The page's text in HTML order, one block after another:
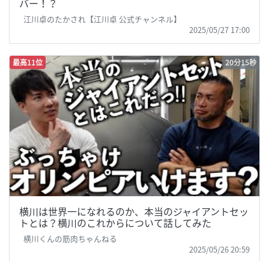
バー！？
江川卓のたかされ【江川卓 公式チャンネル】
2025/05/27 17:00
最高11位 20分15秒
横川は世界一になれるのか、本当のジャイアントセッ
トとは？横川のこれからについて話してみた
横川くんの筋肉ちゃんねる
2025/05/26 20:59